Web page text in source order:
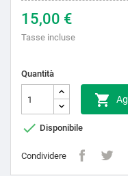
15,00 €
Tasse incluse
Quantità

 Disponibile
Condividere